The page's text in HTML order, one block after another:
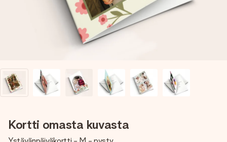
Kortti omasta kuvasta